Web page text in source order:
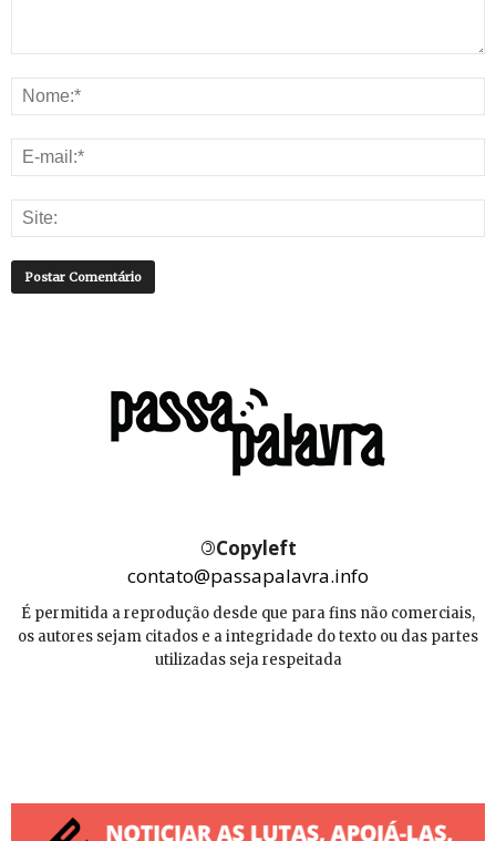
©Copyleft
contato@passapalavra.info
É permitida a reprodução desde que para fins não comerciais,
os autores sejam citados e a integridade do texto ou das partes
utilizadas seja respeitada